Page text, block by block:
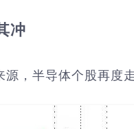
冲
，半导体个股再度